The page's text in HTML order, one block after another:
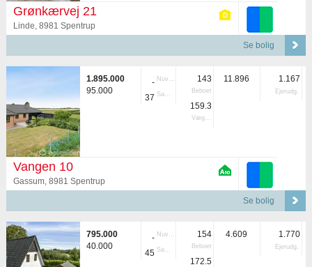
Grønkærvej 21
Linde, 8981 Spentrup
Se bolig
1.895.000
95.000
- Nuvær.
37 Samlet
143
Beboet
159.3
Vægtet
11.896 1.167
Ejerudg.
Vangen 10
Gassum, 8981 Spentrup
Se bolig
795.000
40.000
- Nuvær.
45 Samlet
154
Beboet
172.5
4.609 1.770
Ejerudg.